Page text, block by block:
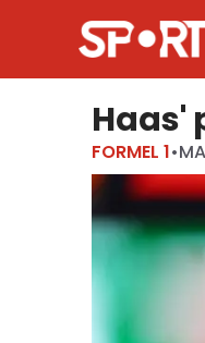
Haas'
FORMEL 1•